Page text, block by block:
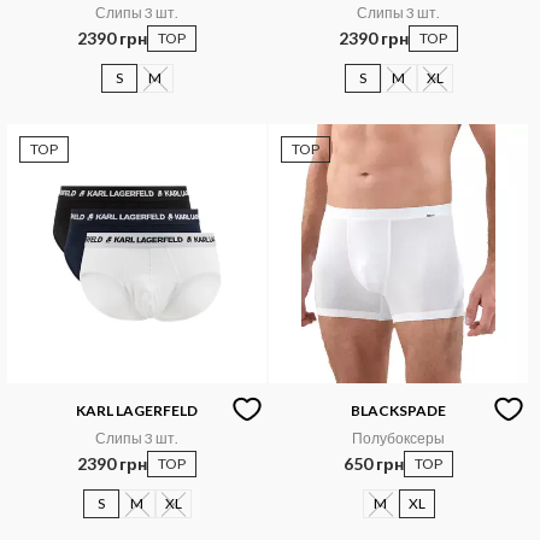
Слипы 3 шт.
2390 грн TOP
S M
Слипы 3 шт.
2390 грн TOP
S M XL
TOP
KARL LAGERFELD
Слипы 3 шт.
2390 грн TOP
S M XL
TOP
BLACKSPADE
Полубоксеры
650 грн TOP
M XL